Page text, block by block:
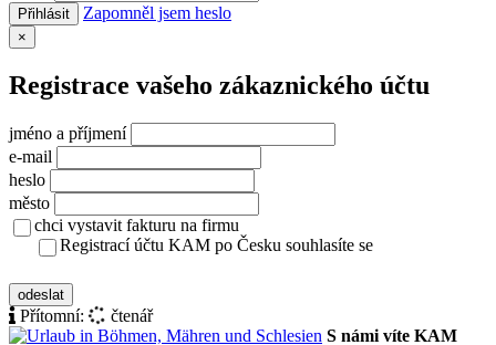
Přihlásit Zapomněl jsem heslo
×
Registrace vašeho zákaznického účtu
jméno a příjmení
e-mail
heslo
město
chci vystavit fakturu na firmu
Registrací účtu KAM po Česku souhlasíte se
odeslat
Přítomní:
čtenář
S námi víte KAM